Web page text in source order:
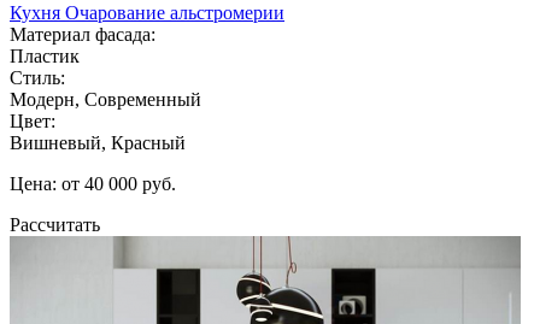
Кухня Очарование альстромерии
Материал фасада:
Пластик
Стиль:
Модерн, Современный
Цвет:
Вишневый, Красный
Цена: от 40 000 руб.
Рассчитать